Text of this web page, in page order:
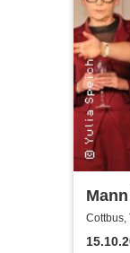
Cottbus,
Cottbus